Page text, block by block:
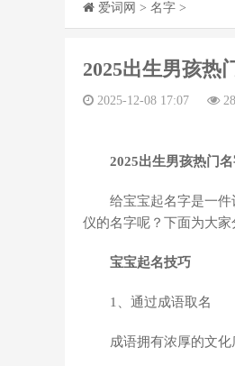
爱词网 > 名字 >
​2025出生男孩热
2025-12-08 17:07
2025出生男孩热门
给宝宝起名字是一
仪的名字呢？下面为大家
宝宝起名技巧
1、通过成语取名
成语拥有浓厚的文